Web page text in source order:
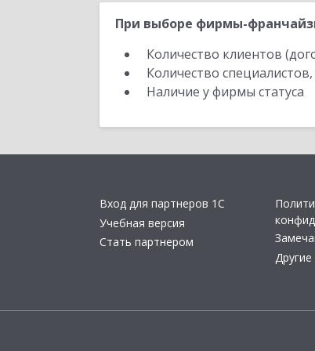
При выборе фирмы-
Количество клиентов
Количество
Наличие у фирмы статуса
Вход для партнеров 1С
Учебная версия
Стать партнером